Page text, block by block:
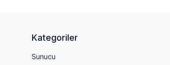
Kategoriler
Sunucu